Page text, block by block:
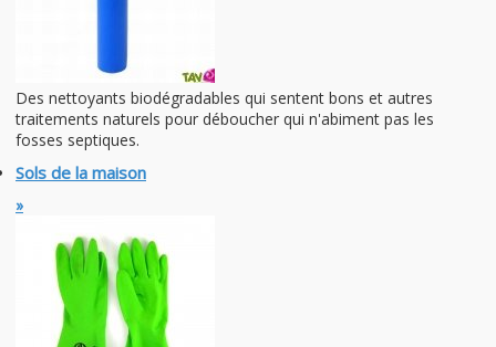
Des nettoyants biodégradables qui sentent bons et autres
traitements naturels pour déboucher qui n'abiment pas les
fosses septiques.
Sols de la maison
»